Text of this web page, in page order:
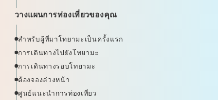
วางแผนการท่องเที่ยวของคุณ
สำหรับผู้ที่มาโทยามะเป็นครั้งแรก
การเดินทางไปยังโทยามะ
การเดินทางรอบโทยามะ
ต้องจองล่วงหน้า
ศูนย์แนะนำการท่องเที่ยว